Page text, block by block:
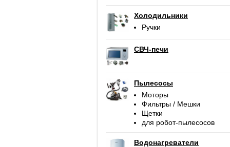
Холодильники
Ручки
СВЧ-печи
Пылесосы
Моторы
Фильтры / Мешки
Щетки
для робот-пылесосов
Водонагреватели